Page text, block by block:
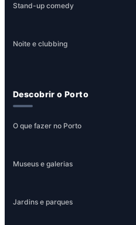
Stand-up comedy
Noite e clubbing
Descobrir o Porto
O que fazer no Porto
Museus e galerias
Jardins e parques